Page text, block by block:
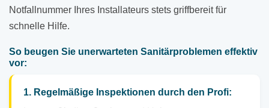
Notfallnummer Ihres Installateurs stets griffbereit für
schnelle Hilfe.
So beugen Sie unerwarteten Sanitärproblemen effektiv
vor:
1. Regelmäßige Inspektionen durch den Profi: